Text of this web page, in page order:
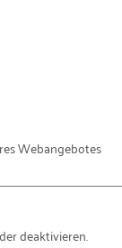
und zum
werden im
das ifaa -
Webangebotes
deaktivieren.